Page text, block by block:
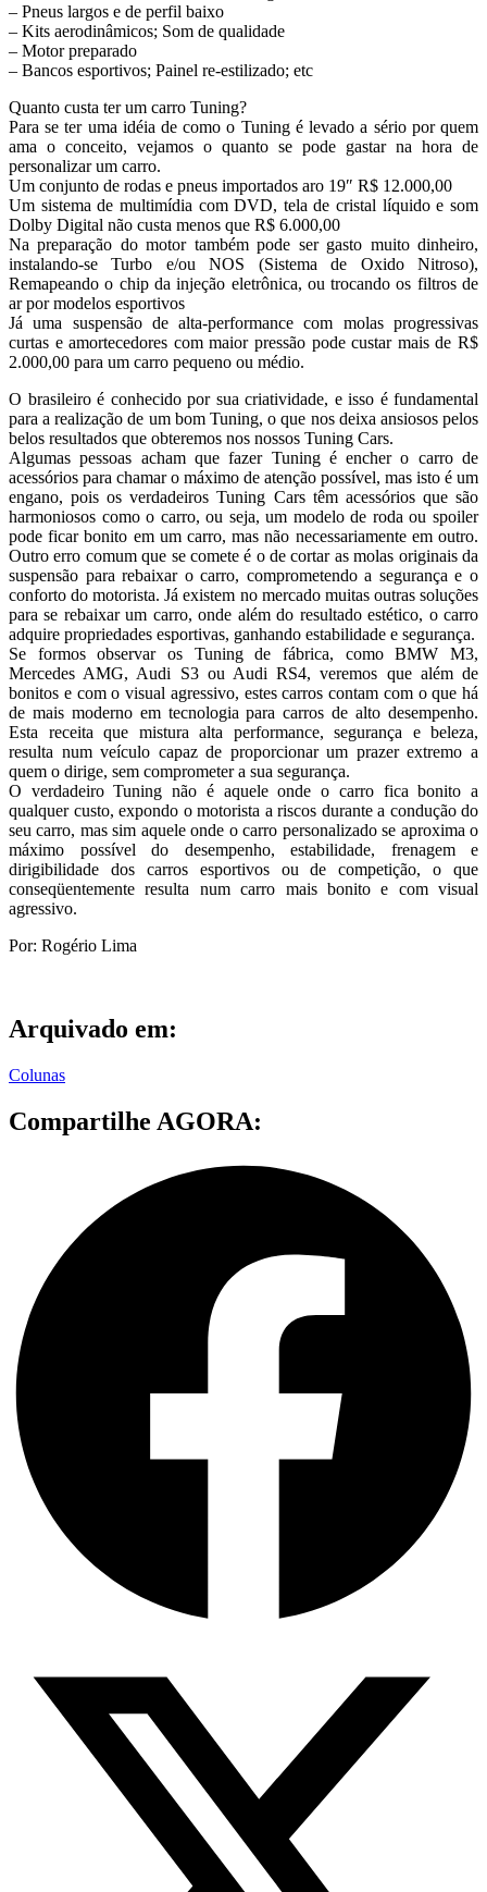
– Pneus largos e de perfil baixo
– Kits aerodinâmicos; Som de qualidade
– Motor preparado
– Bancos esportivos; Painel re-estilizado; etc
Quanto custa ter um carro Tuning?
Para se ter uma idéia de como o Tuning é levado a sério por quem
ama o conceito, vejamos o quanto se pode gastar na hora de
personalizar um carro.
Um conjunto de rodas e pneus importados aro 19″ R$ 12.000,00
Um sistema de multimídia com DVD, tela de cristal líquido e som
Dolby Digital não custa menos que R$ 6.000,00
Na preparação do motor também pode ser gasto muito dinheiro,
instalando-se Turbo e/ou NOS (Sistema de Oxido Nitroso),
Remapeando o chip da injeção eletrônica, ou trocando os filtros de
ar por modelos esportivos
Já uma suspensão de alta-performance com molas progressivas
curtas e amortecedores com maior pressão pode custar mais de R$
2.000,00 para um carro pequeno ou médio.
O brasileiro é conhecido por sua criatividade, e isso é fundamental
para a realização de um bom Tuning, o que nos deixa ansiosos pelos
belos resultados que obteremos nos nossos Tuning Cars.
Algumas pessoas acham que fazer Tuning é encher o carro de
acessórios para chamar o máximo de atenção possível, mas isto é um
engano, pois os verdadeiros Tuning Cars têm acessórios que são
harmoniosos como o carro, ou seja, um modelo de roda ou spoiler
pode ficar bonito em um carro, mas não necessariamente em outro.
Outro erro comum que se comete é o de cortar as molas originais da
suspensão para rebaixar o carro, comprometendo a segurança e o
conforto do motorista. Já existem no mercado muitas outras soluções
para se rebaixar um carro, onde além do resultado estético, o carro
adquire propriedades esportivas, ganhando estabilidade e segurança.
Se formos observar os Tuning de fábrica, como BMW M3,
Mercedes AMG, Audi S3 ou Audi RS4, veremos que além de
bonitos e com o visual agressivo, estes carros contam com o que há
de mais moderno em tecnologia para carros de alto desempenho.
Esta receita que mistura alta performance, segurança e beleza,
resulta num veículo capaz de proporcionar um prazer extremo a
quem o dirige, sem comprometer a sua segurança.
O verdadeiro Tuning não é aquele onde o carro fica bonito a
qualquer custo, expondo o motorista a riscos durante a condução do
seu carro, mas sim aquele onde o carro personalizado se aproxima o
máximo possível do desempenho, estabilidade, frenagem e
dirigibilidade dos carros esportivos ou de competição, o que
conseqüentemente resulta num carro mais bonito e com visual
agressivo.
Por: Rogério Lima
Arquivado em:
Colunas
Compartilhe AGORA: